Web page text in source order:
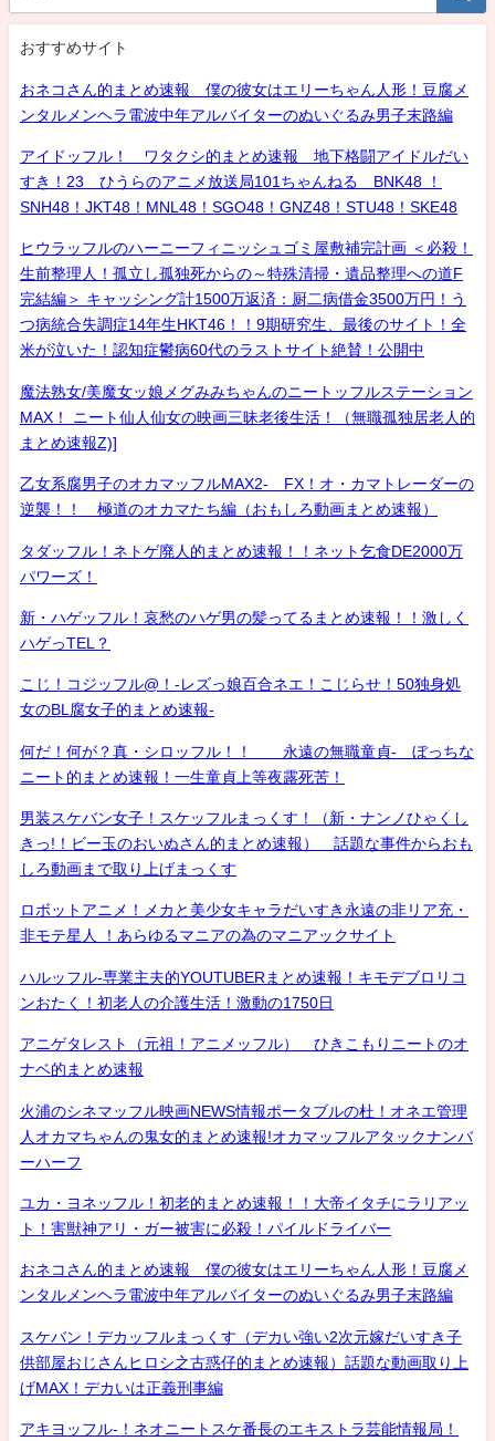
おすすめサイト
おネコさん的まとめ速報 僕の彼女はエリーちゃん人形！豆腐メ
ンタルメンヘラ電波中年アルバイターのぬいぐるみ男子末路編
アイドッフル！ ワタクシ的まとめ速報 地下格闘アイドルだい
すき！23 ひうらのアニメ放送局101ちゃんねる BNK48 ！
SNH48！JKT48！MNL48！SGO48！GNZ48！STU48！SKE48
ヒウラッフルのハーニーフィニッシュゴミ屋敷補完計画 ＜必殺！
生前整理人！孤立し孤独死からの～特殊清掃・遺品整理への道F
完結編＞ キャッシング計1500万返済：厨二病借金3500万円！う
つ病統合失調症14年生HKT46！！9期研究生、最後のサイト！全
米が泣いた！認知症鬱病60代のラストサイト絶賛！公開中
魔法熟女/美魔女ッ娘メグみみちゃんのニートッフルステーション
MAX！ ニート仙人仙女の映画三昧老後生活！（無職孤独居老人的
まとめ速報Z)]
乙女系腐男子のオカマッフルMAX2- FX！オ・カマトレーダーの
逆襲！！ 極道のオカマたち編（おもしろ動画まとめ速報）
タダッフル！ネトゲ廃人的まとめ速報！！ネット乞食DE2000万
パワーズ！
新・ハゲッフル！哀愁のハゲ男の髪ってるまとめ速報！！激しく
ハゲっTEL？
こじ！コジッフル@！-レズっ娘百合ネエ！こじらせ！50独身処
女のBL腐女子的まとめ速報-
何だ！何が？真・シロッフル！！ 永遠の無職童貞- ぼっちな
ニート的まとめ速報！一生童貞上等夜露死苦！
男装スケバン女子！スケッフルまっくす！（新・ナンノひゃくし
きっ!！ビー玉のおいぬさん的まとめ速報） 話題な事件からおも
しろ動画まで取り上げまっくす
ロボットアニメ！メカと美少女キャラだいすき永遠の非リア充・
非モテ星人 ！あらゆるマニアの為のマニアックサイト
ハルッフル-専業主夫的YOUTUBERまとめ速報！キモデブロリコ
ンおたく！初老人の介護生活！激動の1750日
アニゲタレスト（元祖！アニメッフル） ひきこもりニートのオ
ナベ的まとめ速報
火浦のシネマッフル映画NEWS情報ポータブルの杜！オネエ管理
人オカマちゃんの鬼女的まとめ速報!オカマッフルアタックナンバ
ーハーフ
ユカ・ヨネッフル！初老的まとめ速報！！大帝イタチにラリアッ
ト！害獣神アリ・ガー被害に必殺！パイルドライバー
おネコさん的まとめ速報 僕の彼女はエリーちゃん人形！豆腐メ
ンタルメンヘラ電波中年アルバイターのぬいぐるみ男子末路編
スケバン！デカッフルまっくす（デカい強い2次元嫁だいすき子
供部屋おじさんヒロシ之古惑仔的まとめ速報）話題な動画取り上
げMAX！デカいは正義刑事編
アキヨッフル-！ネオニートスケ番長のエキストラ芸能情報局！